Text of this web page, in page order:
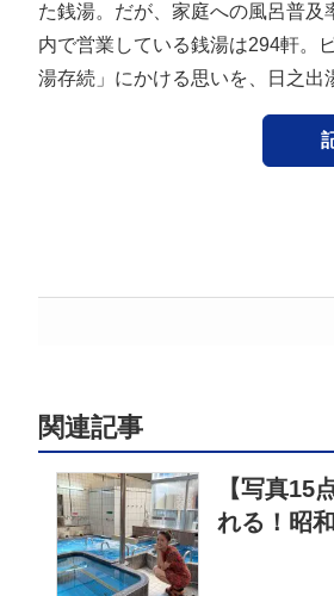
た銭湯。だが、家庭への風呂普
内で営業している銭湯は294軒。
湯存続」にかける思いを、日之出
関連記事
【写真15
れる！昭